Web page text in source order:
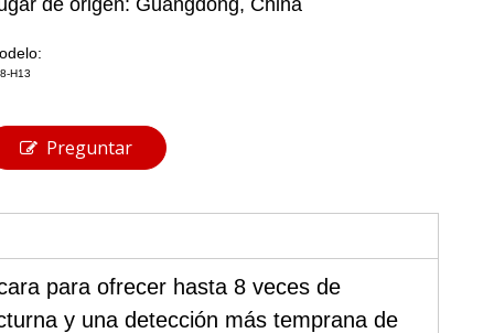
de origen: Guangdong, China
H13
Preguntar
para ofrecer hasta 8 veces de
y una detección más temprana de